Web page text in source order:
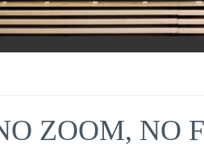
ZOOM, NO